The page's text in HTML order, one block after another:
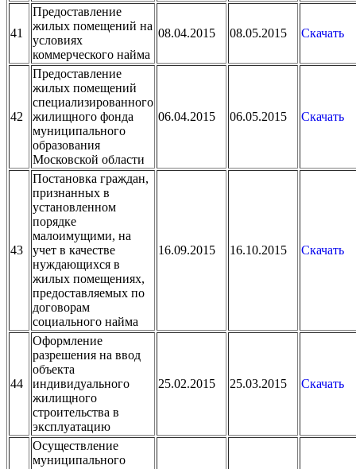
41
Предоставление
жилых помещений на
условиях
коммерческого найма
08.04.2015 08.05.2015 Скачать
42
Предоставление
жилых помещений
специализированного
жилищного фонда
муниципального
образования
Московской области
06.04.2015 06.05.2015 Скачать
43
Постановка граждан,
признанных в
установленном
порядке
малоимущими, на
учет в качестве
нуждающихся в
жилых помещениях,
предоставляемых по
договорам
социального найма
16.09.2015 16.10.2015 Скачать
44
Оформление
разрешения на ввод
объекта
индивидуального
жилищного
строительства в
эксплуатацию
25.02.2015 25.03.2015 Скачать
Осуществление
муниципального